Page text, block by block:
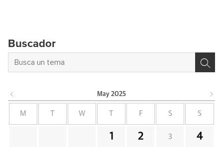
Buscador
May 2025
M W F S S
1 2 3 4